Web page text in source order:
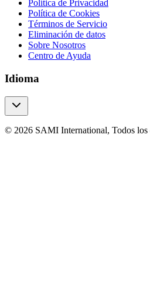
Política de Privacidad
Política de Cookies
Términos de Servicio
Eliminación de datos
Sobre Nosotros
Centro de Ayuda
Idioma
© 2026 SAMI International, Todos los